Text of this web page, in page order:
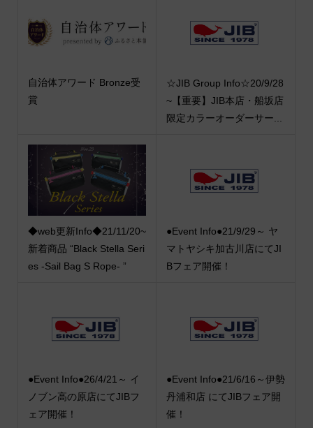
自治体アワード Bronze受
賞
☆JIB Group Info☆20/9/28
~【重要】JIB本店・船坂店
限定カラーオーダーサー...
◆web更新Info◆21/11/20~
新着商品 “Black Stella Seri
es -Sail Bag S Rope- ”
●Event Info●21/9/29～ ヤ
マトヤシキ加古川店にてJI
Bフェア開催！
●Event Info●26/4/21～ イ
ノブン高の原店にてJIBフ
ェア開催！
●Event Info●21/6/16～伊勢
丹浦和店 にてJIBフェア開
催！